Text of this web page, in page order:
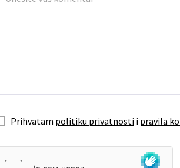
Prihvatam politiku privatnosti i pravila